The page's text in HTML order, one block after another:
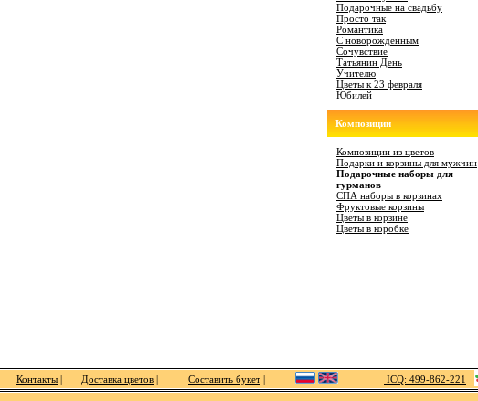
Подарочные на свадьбу
Просто так
Романтика
С новорожденным
Сочувствие
Татьянин День
Учителю
Цветы к 23 февраля
Юбилей
Композиции
Композиции из цветов
Подарки и корзины для мужчин
Подарочные наборы для
гурманов
СПА наборы в корзинах
Фруктовые корзины
Цветы в корзине
Цветы в коробке
Контакты | Доставка цветов | Составить букет | ICQ: 499-862-221